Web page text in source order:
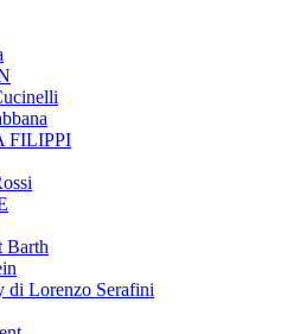
FILIPPI
Barth
di Lorenzo Serafini